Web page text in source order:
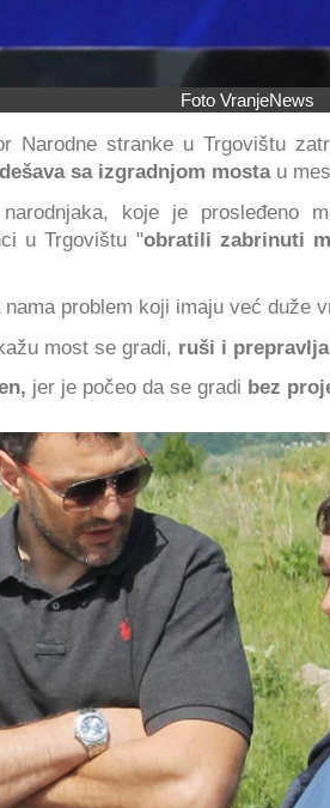
Foto VranjeNews
Narodne stranke u Trgovištu
sa izgradnjom mostau
koje je prosleđeno
u Trgovištu "obratili zabrinuti
problem koji imaju već duže
most se gradi, ruši i
jer je počeo da se gradi bez